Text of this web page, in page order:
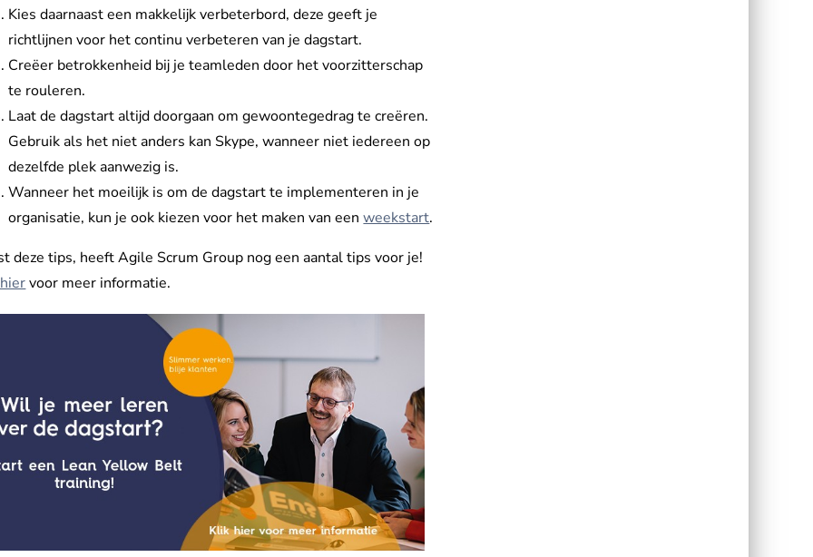
Kies daarnaast een makkelijk verbeterbord, deze geeft je
richtlijnen voor het continu verbeteren van je dagstart.
Creëer betrokkenheid bij je teamleden door het voorzitterschap
te rouleren.
Laat de dagstart altijd doorgaan om gewoontegedrag te creëren.
Gebruik als het niet anders kan Skype, wanneer niet iedereen op
dezelfde plek aanwezig is.
Wanneer het moeilijk is om de dagstart te implementeren in je
organisatie, kun je ook kiezen voor het maken van eenweekstart.
deze tips, heeft Agile Scrum Group nog een aantal tips voor je!
voor meer informatie.